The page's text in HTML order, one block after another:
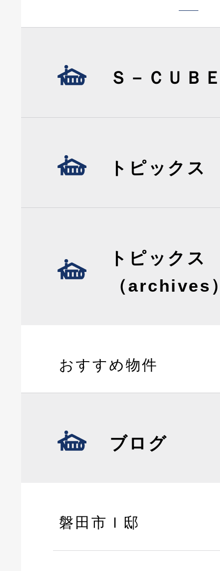
Ｓ－ＣＵＢ
トピックス
トピックス
（archives
おすすめ物件
ブログ
磐田市Ｉ邸